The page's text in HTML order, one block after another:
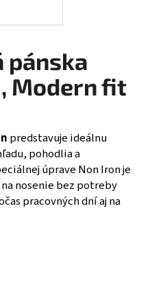
pánska
Modern fit
predstavuje ideálnu
pohodlia a
úprave Non Iron je
nosenie bez potreby
pracovných dní aj na